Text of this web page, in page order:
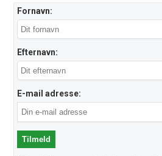
Fornavn:
Efternavn:
E-mail adresse: